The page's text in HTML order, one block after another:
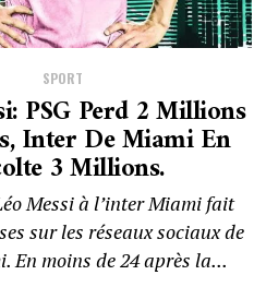
SPORT
PSG Perd 2 Millions
Inter De Miami En
3 Millions.
Messi à l’inter Miami fait
sur les réseaux sociaux de
En moins de 24 après la...